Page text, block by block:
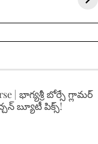
| భాగ్యశ్రీ బోర్సే గ్లామర్
బ్యూటీ పిక్స్!